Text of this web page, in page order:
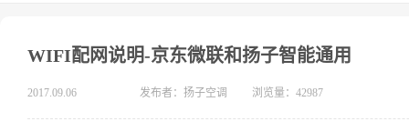
WIFI配网说明-京东微联和扬子智能通用
2017.09.06 发布者：扬子空调 浏览量：42987